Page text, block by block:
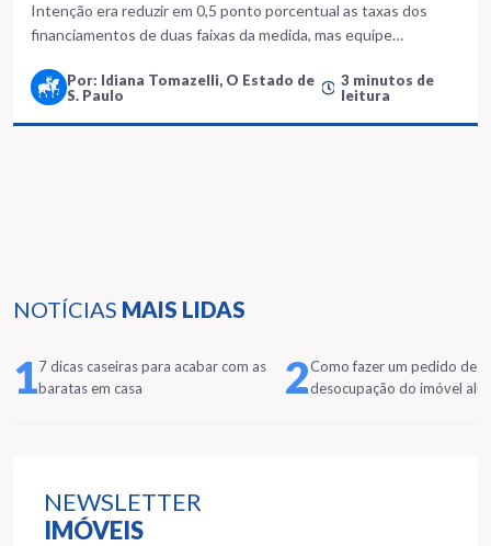
NOTÍCIAS MAIS LIDAS
17 dicas caseiras para acabar com as
baratas em casa
2Como fazer um pedido de
desocupação do imóvel
NEWSLETTER
IMÓVEIS
Intenção era reduzir em 0,5 ponto porcentual as taxas dos
financiamentos de duas faixas da medida, mas equipe
caixa do FGTS
Por: Idiana Tomazelli, O Estado de
S. Paulo
3 minutos de
leitura